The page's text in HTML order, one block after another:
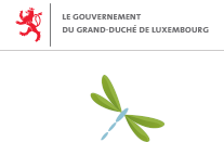
Aller
Aller